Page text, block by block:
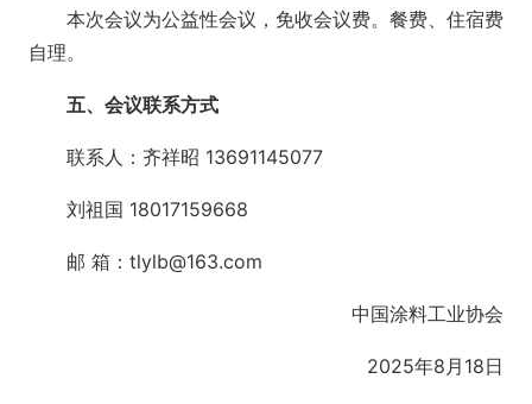
本次会议为公益性会议，免收会议费。餐费、住宿费
自理。
五、会议联系方式
联系人：齐祥昭 13691145077
刘祖国 18017159668
邮 箱：tlylb@163.com
中国涂料工业协会
2025年8月18日